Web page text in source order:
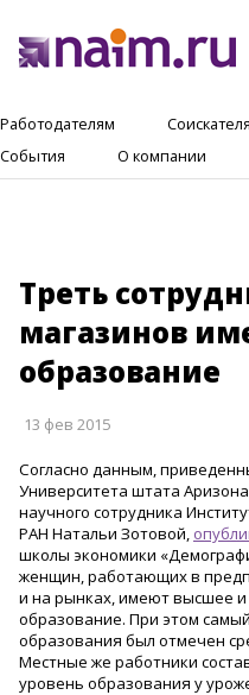
Работодателям
События
О компании
Треть
магазинов
образование
13 фев 2015
Согласно данным,
Университета штата
научного сотрудника
РАН Натальи Зотовой,
школы экономики
женщин, работающих в
и на рынках, имеют высшее
образование. При этом
образования был отмечен
Местные же работники
уровень образования у